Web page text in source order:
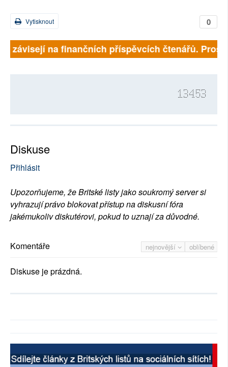
0
Vytisknout
závisejí na finančních příspěvcích čtenářů.
13453
Diskuse
Přihlásit
Upozorňujeme, že Britské listy jako soukromý server si
vyhrazují právo blokovat přístup na diskusní fóra
jakémukoliv diskutérovi, pokud to uznají za důvodné.
nejnovější oblíbené
Komentáře
Diskuse je prázdná.